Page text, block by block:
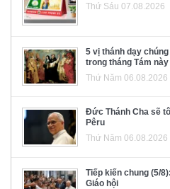
Thứ Sáu 07.08.2026
5 vị thánh dạy
trong tháng Tám này
Thứ Năm 06.08.2026
Đức Thánh Cha sẽ
Pêru
Thứ Năm 06.08.2026
Tiếp kiến chung (5/
Giáo hội